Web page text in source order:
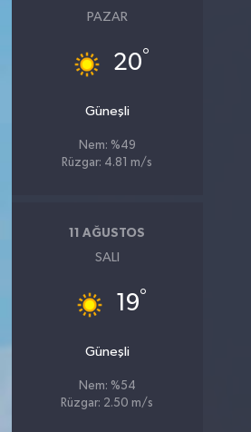
PAZAR
20°
Güneşli
Nem: %49
Rüzgar: 4.81 m/s
11 AĞUSTOS
SALI
19°
Güneşli
Nem: %54
Rüzgar: 2.50 m/s